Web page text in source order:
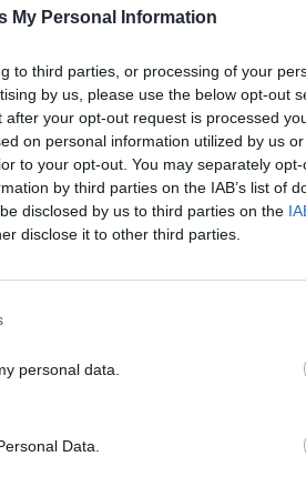
My Personal Information
to third parties, or processing of your
by us, please use the below opt-out
your opt-out request is processed
on personal information utilized by us
to your opt-out. You may separately
by third parties on the IAB’s list of
disclosed by us to third parties on the
disclose it to other third parties.
personal data.
Data.
entre a rotunda da
totalmente cortada
A Ponte da Ladeira da
à subida do nível da
do aumento do caudal
da infraestrutura.
a evolução da situação”,
as condições de
da sinalização no
alternativos sempre